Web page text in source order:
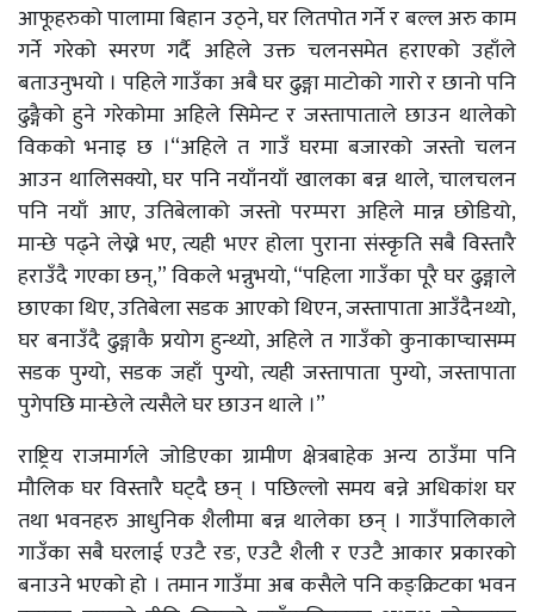
आफूहरुको पालामा बिहान उठ्ने, घर लितपोत गर्ने र बल्ल अरु काम
गर्ने गरेको स्मरण गर्दै अहिले उक्त चलनसमेत हराएको उहाँले
बताउनुभयो । पहिले गाउँका अबै घर ढुङ्गा माटोको गारो र छानो पनि
ढुङ्गैको हुने गरेकोमा अहिले सिमेन्ट र जस्तापाताले छाउन थालेको
विकको भनाइ छ ।“अहिले त गाउँ घरमा बजारको जस्तो चलन
आउन थालिसक्यो, घर पनि नयाँनयाँ खालका बन्न थाले, चालचलन
पनि नयाँ आए, उतिबेलाको जस्तो परम्परा अहिले मान्न छोडियो,
मान्छे पढ्ने लेख्ने भए, त्यही भएर होला पुराना संस्कृति सबै विस्तारै
हराउँदै गएका छन्,” विकले भन्नुभयो, “पहिला गाउँका पूरै घर ढुङ्गाले
छाएका थिए, उतिबेला सडक आएको थिएन, जस्तापाता आउँदैनथ्यो,
घर बनाउँदै ढुङ्गाकै प्रयोग हुन्थ्यो, अहिले त गाउँको कुनाकाप्चासम्म
सडक पुग्यो, सडक जहाँ पुग्यो, त्यही जस्तापाता पुग्यो, जस्तापाता
पुगेपछि मान्छेले त्यसैले घर छाउन थाले ।”
राष्ट्रिय राजमार्गले जोडिएका ग्रामीण क्षेत्रबाहेक अन्य ठाउँमा पनि
मौलिक घर विस्तारै घट्दै छन् । पछिल्लो समय बन्ने अधिकांश घर
तथा भवनहरु आधुनिक शैलीमा बन्न थालेका छन् । गाउँपालिकाले
गाउँका सबै घरलाई एउटै रङ, एउटै शैली र एउटै आकार प्रकारको
बनाउने भएको हो । तमान गाउँमा अब कसैले पनि कङ्क्रिटका भवन